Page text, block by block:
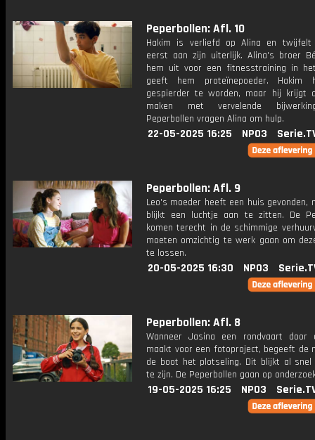
Peperbollen: Afl. 10
Hakim is verliefd op Alina en
eerst aan zijn uiterlijk. Alina's broer
hem uit voor een fitnesstraining in
geeft hem proteïnepoeder. Hakim
gespierder te worden, maar hij krijgt
maken met vervelende
Peperbollen vragen Alina om hulp.
22-05-2025 16:25 NPO3
Peperbollen: Afl. 9
Leo's moeder heeft een huis gevonden,
blijkt een luchtje aan te zitten. De
komen terecht in de schimmige
moeten omzichtig te werk gaan om
te lossen.
20-05-2025 16:30 NPO3
Peperbollen: Afl. 8
Wanneer Jasina een rondvaart door
maakt voor een fotoproject, begeeft de
de boot het plotseling. Dit blijkt al snel
te zijn. De Peperbollen gaan op
19-05-2025 16:25 NPO3